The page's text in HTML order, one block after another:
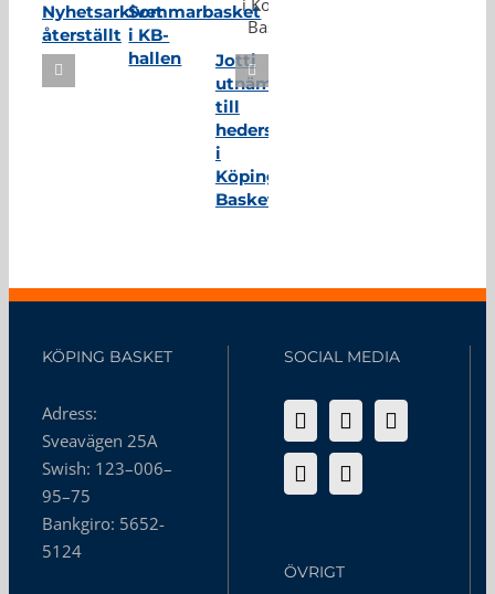
Nyhetsarkivet
återställt
Sommarbasket
i KB-
hallen
Jotti
utnämnd
till
hedersmedlem
i
Köping
Basket
KÖPING BASKET
Adress:
Sveavägen 25A
Swish: 123–006–
95–75
Bankgiro: 5652-
5124
SOCIAL MEDIA
ÖVRIGT